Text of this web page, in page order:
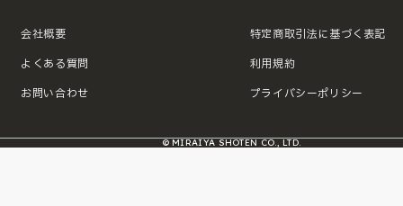
会社概要
よくある質問
お問い合わせ
特定商取引法に基づく表記
利用規約
プライバシーポリシー
© MIRAIYA SHOTEN CO., LTD.